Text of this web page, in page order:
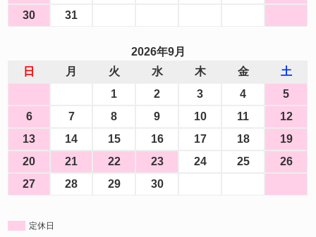
30
31
2026年9月
日
月 火 水 木 金
土
1
2 3 4
5
6
7 8 9 10 11
12
13
14 15 16 17 18
19
20
21 22 23 24 25
26
27
28 29 30
定休日